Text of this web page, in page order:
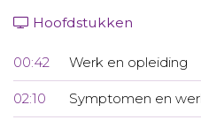
Hoofdstukken
00:42 Werk en opleiding
02:10 Symptomen en